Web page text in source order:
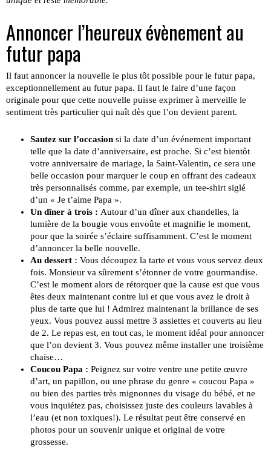
Annoncer l’heureux évènement au
futur papa
Il faut annoncer la nouvelle le plus tôt possible pour le futur papa,
exceptionnellement au futur papa. Il faut le faire d’une façon
originale pour que cette nouvelle puisse exprimer à merveille le
sentiment très particulier qui naît dès que l’on devient parent.
Sautez sur l’occasion si la date d’un événement important
telle que la date d’anniversaire, est proche. Si c’est bientôt
votre anniversaire de mariage, la Saint-Valentin, ce sera une
belle occasion pour marquer le coup en offrant des cadeaux
très personnalisés comme, par exemple, un tee-shirt siglé
d’un « Je t’aime Papa ».
Un dîner à trois : Autour d’un dîner aux chandelles, la
lumière de la bougie vous envoûte et magnifie le moment,
pour que la soirée s’éclaire suffisamment. C’est le moment
d’annoncer la belle nouvelle.
Au dessert : Vous découpez la tarte et vous vous servez deux
fois. Monsieur va sûrement s’étonner de votre gourmandise.
C’est le moment alors de rétorquer que la cause est que vous
êtes deux maintenant contre lui et que vous avez le droit à
plus de tarte que lui ! Admirez maintenant la brillance de ses
yeux. Vous pouvez aussi mettre 3 assiettes et couverts au lieu
de 2. Le repas est, en tout cas, le moment idéal pour annoncer
que l’on devient 3. Vous pouvez même installer une troisième
chaise…
Coucou Papa : Peignez sur votre ventre une petite œuvre
d’art, un papillon, ou une phrase du genre « coucou Papa »
ou bien des parties très mignonnes du visage du bébé, et ne
vous inquiétez pas, choisissez juste des couleurs lavables à
l’eau (et non toxiques!). Le résultat peut être conservé en
photos pour un souvenir unique et original de votre
grossesse.